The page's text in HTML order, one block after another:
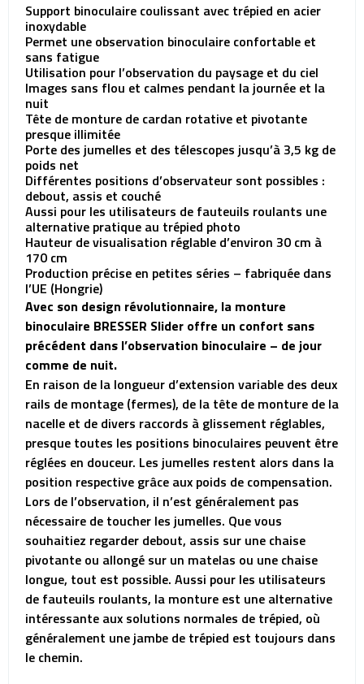
Support binoculaire coulissant avec trépied en acier
inoxydable
Permet une observation binoculaire confortable et
sans fatigue
Utilisation pour l’observation du paysage et du ciel
Images sans flou et calmes pendant la journée et la
nuit
Tête de monture de cardan rotative et pivotante
presque illimitée
Porte des jumelles et des télescopes jusqu’à 3,5 kg de
poids net
Différentes positions d’observateur sont possibles :
debout, assis et couché
Aussi pour les utilisateurs de fauteuils roulants une
alternative pratique au trépied photo
Hauteur de visualisation réglable d’environ 30 cm à
170 cm
Production précise en petites séries – fabriquée dans
l’UE (Hongrie)
Avec son design révolutionnaire, la monture
binoculaire BRESSER Slider offre un confort sans
précédent dans l’observation binoculaire – de jour
comme de nuit.
En raison de la longueur d’extension variable des deux
rails de montage (fermes), de la tête de monture de la
nacelle et de divers raccords à glissement réglables,
presque toutes les positions binoculaires peuvent être
réglées en douceur. Les jumelles restent alors dans la
position respective grâce aux poids de compensation.
Lors de l’observation, il n’est généralement pas
nécessaire de toucher les jumelles. Que vous
souhaitiez regarder debout, assis sur une chaise
pivotante ou allongé sur un matelas ou une chaise
longue, tout est possible. Aussi pour les utilisateurs
de fauteuils roulants, la monture est une alternative
intéressante aux solutions normales de trépied, où
généralement une jambe de trépied est toujours dans
le chemin.